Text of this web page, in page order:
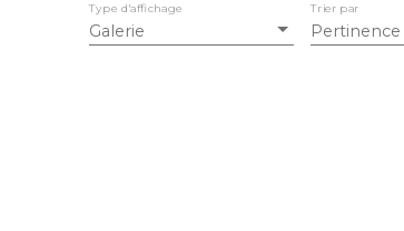
Galerie
Type d'affichage
Pertinence
Trier par